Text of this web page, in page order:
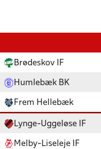
Brødeskov IF
Humlebæk BK
Frem Hellebæk
Lynge-Uggeløse IF
Melby-Liseleje IF